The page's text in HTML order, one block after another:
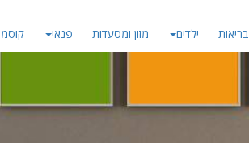
בריאות ילדים מזון ומסעדות פנאי